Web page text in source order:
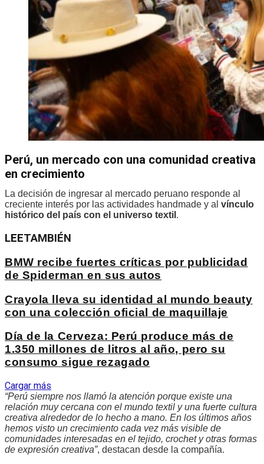
Perú, un mercado con una comunidad creativa
en crecimiento
La decisión de ingresar al mercado peruano responde al
creciente interés por las actividades handmade y al vínculo
histórico del país con el universo textil .
LEETAMBIÉN
BMW recibe fuertes críticas por publicidad
de Spiderman en sus autos
Crayola lleva su identidad al mundo beauty
con una colección oficial de maquillaje
Día de la Cerveza: Perú produce más de
1.350 millones de litros al año, pero su
consumo sigue rezagado
Cargar más
“Perú siempre nos llamó la atención porque existe una
relación muy cercana con el mundo textil y una fuerte cultura
creativa alrededor de lo hecho a mano. En los últimos años
hemos visto un crecimiento cada vez más visible de
comunidades interesadas en el tejido, crochet y otras formas
de expresión creativa”, destacan desde la compañía.